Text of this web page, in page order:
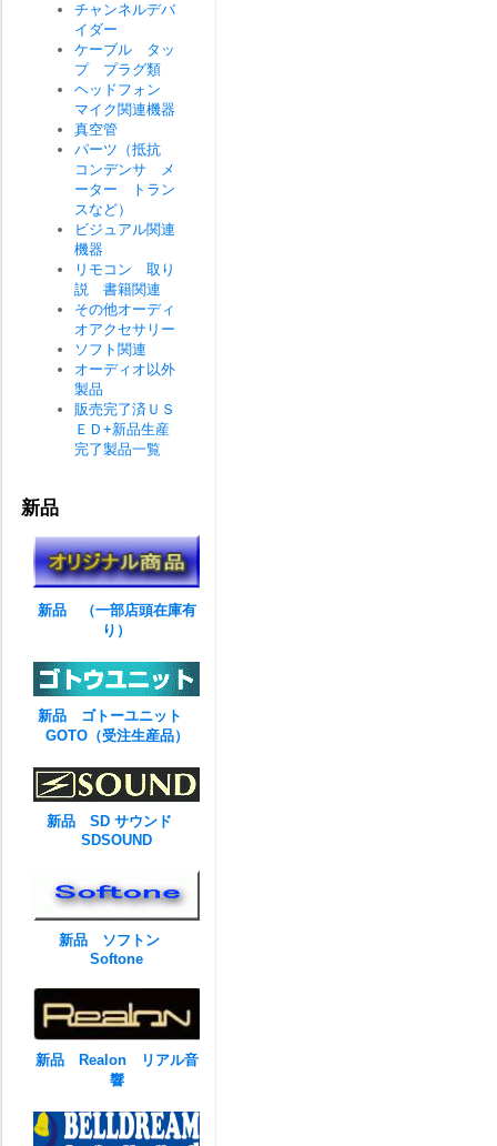
チャンネルデバ
イダー
ケーブル タッ
プ プラグ類
ヘッドフォン
マイク関連機器
真空管
パーツ（抵抗
コンデンサ メ
ーター トラン
スなど）
ビジュアル関連
機器
リモコン 取り
説 書籍関連
その他オーディ
オアクセサリー
ソフト関連
オーディオ以外
製品
販売完了済ＵＳ
ＥＤ+新品生産
完了製品一覧
新品
新品 （一部店頭在庫有
り）
新品 ゴトーユニット
GOTO（受注生産品）
新品 SD サウンド
SDSOUND
新品 ソフトン
Softone
新品 Realon リアル音
響